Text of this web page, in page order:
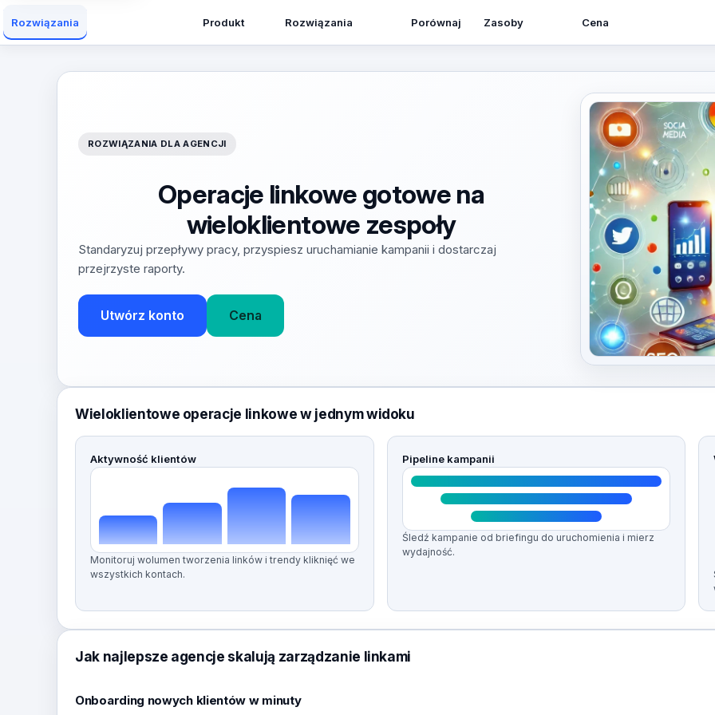
Rozwiązania Produkt Rozwiązania Porównaj Zasoby Cena
ROZWIĄZANIA DLA AGENCJI
Operacje linkowe gotowe na
wieloklientowe zespoły
Standaryzuj przepływy pracy, przyspiesz uruchamianie kampanii i dostarczaj
przejrzyste raporty.
Utwórz konto Cena
Wieloklientowe operacje linkowe w jednym widoku
Aktywność klientów
Monitoruj wolumen tworzenia linków i trendy kliknięć we
wszystkich kontach.
Pipeline kampanii
Śledź kampanie od briefingu do uruchomienia i mierz
wydajność.
Jak najlepsze agencje skalują zarządzanie linkami
Onboarding nowych klientów w minuty